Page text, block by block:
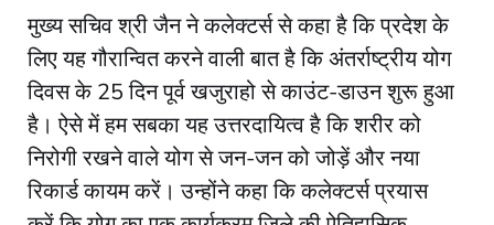
मुख्य सचिव श्री जैन ने कलेक्टर्स से कहा है कि प्रदेश के
लिए यह गौरान्वित करने वाली बात है कि अंतर्राष्ट्रीय योग
दिवस के 25 दिन पूर्व खजुराहो से काउंट-डाउन शुरू हुआ
है। ऐसे में हम सबका यह उत्तरदायित्व है कि शरीर को
निरोगी रखने वाले योग से जन-जन को जोड़ें और नया
रिकार्ड कायम करें। उन्होंने कहा कि कलेक्टर्स प्रयास